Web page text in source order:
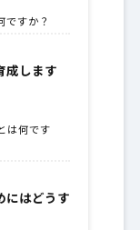
ですか？
成します
は何です
にはどうす